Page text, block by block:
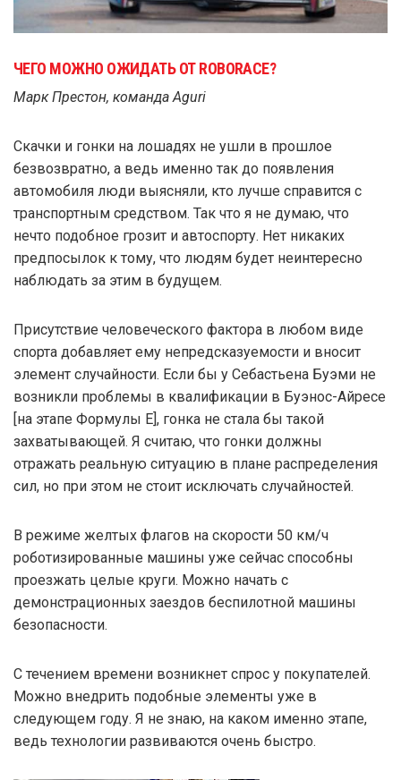
ЧЕГО МОЖНО ОЖИДАТЬ ОТ ROBORACE?
Марк Престон, команда Aguri
Скачки и гонки на лошадях не ушли в прошлое
безвозвратно, а ведь именно так до появления
автомобиля люди выясняли, кто лучше справится с
транспортным средством. Так что я не думаю, что
нечто подобное грозит и автоспорту. Нет никаких
предпосылок к тому, что людям будет неинтересно
наблюдать за этим в будущем.
Присутствие человеческого фактора в любом виде
спорта добавляет ему непредсказуемости и вносит
элемент случайности. Если бы у Себастьена Буэми не
возникли проблемы в квалификации в Буэнос-Айресе
[на этапе Формулы Е], гонка не стала бы такой
захватывающей. Я считаю, что гонки должны
отражать реальную ситуацию в плане распределения
сил, но при этом не стоит исключать случайностей.
В режиме желтых флагов на скорости 50 км/ч
роботизированные машины уже сейчас способны
проезжать целые круги. Можно начать с
демонстрационных заездов беспилотной машины
безопасности.
С течением времени возникнет спрос у покупателей.
Можно внедрить подобные элементы уже в
следующем году. Я не знаю, на каком именно этапе,
ведь технологии развиваются очень быстро.